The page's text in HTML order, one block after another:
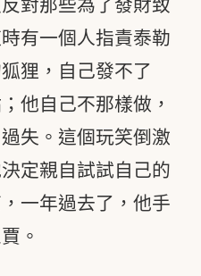
對那些為了發財致
有一個人指責泰勒
狸，自己發不了
他自己不那樣做，
失。這個玩笑倒激
定親自試試自己的
一年過去了，他手
。